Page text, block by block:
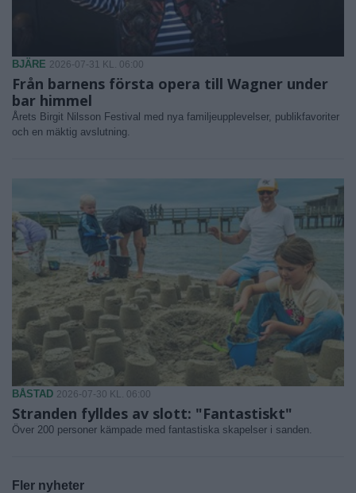
BJÄRE 2026-07-31 KL. 06:00
Från barnens första opera till Wagner under
bar himmel
Årets Birgit Nilsson Festival med nya familjeupplevelser, publikfavoriter
och en mäktig avslutning.
BÅSTAD 2026-07-30 KL. 06:00
Stranden fylldes av slott: "Fantastiskt"
Över 200 personer kämpade med fantastiska skapelser i sanden.
Fler nyheter